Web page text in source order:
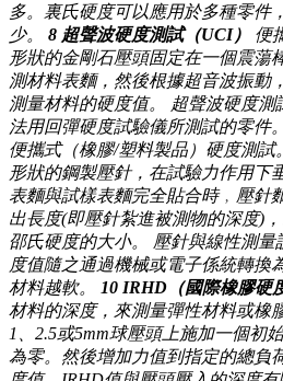
多。裏氏硬度可以應用於多種零件
少。 8 超聲波硬度測試（UCI）
便
形狀的金剛石壓頭固定在一個震蕩
測材料表麵，然後根據超音波振動
測量材料的硬度值。 超聲波硬度測
法用回彈硬度試驗儀所測試的零件。
便攜式（橡膠/塑料製品）硬度測試
形狀的鋼製壓針，在試驗力作用
表麵與試樣表麵完全貼合時﹐壓針
出長度(即壓針紮進被測物的深度
邵氏硬度的大小。 壓針與線性測量
度值隨之通過機械或電子係統轉換為邵氏
材料越軟。
10 IRHD（國際橡膠硬
材料的深度，來測量彈性材料或橡
1、2.5或5mm球壓頭上施加一個初
為零。然後增加力值到指定的總負